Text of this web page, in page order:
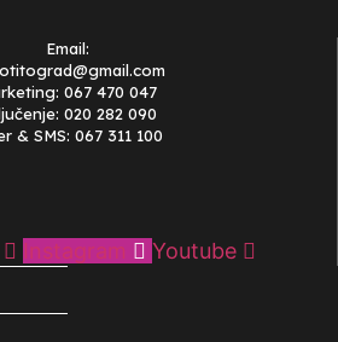
Email:
067 470 047
020 282 090
& SMS: 067 311 100
Instagram Youtube